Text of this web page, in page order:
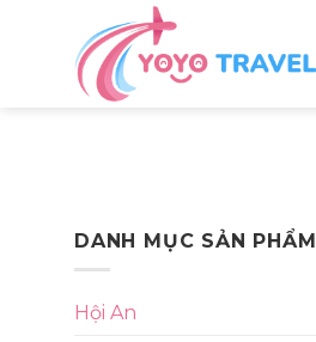
content
DANH MỤC SẢN PHẨM
Hội An